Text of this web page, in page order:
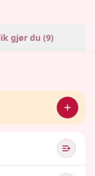
gjør du (9)